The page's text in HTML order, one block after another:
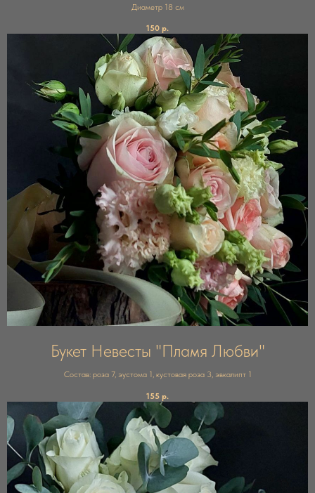
Диаметр 18 см
150 р.
Букет Невесты "Пламя Любви"
Состав: роза 7, эустома 1, кустовая роза 3, эвкалипт 1
155 р.